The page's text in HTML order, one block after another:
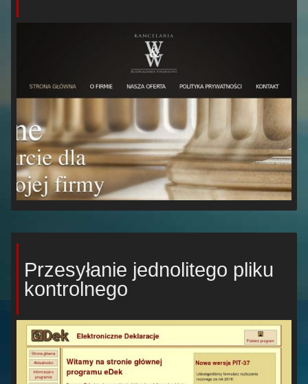
Przesyłanie jednolitego pliku
kontrolnego